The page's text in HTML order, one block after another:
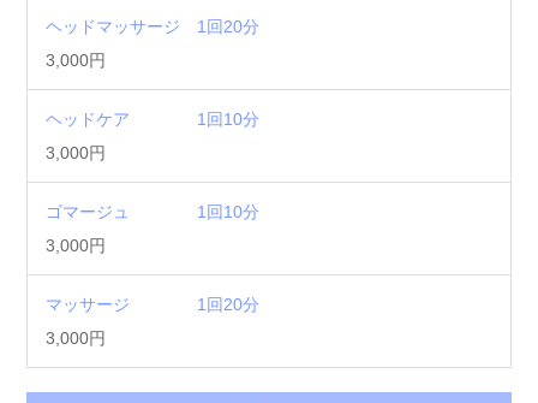
ヘッドマッサージ 1回20分
3,000円
ヘッドケア 1回10分
3,000円
ゴマージュ 1回10分
3,000円
マッサージ 1回20分
3,000円